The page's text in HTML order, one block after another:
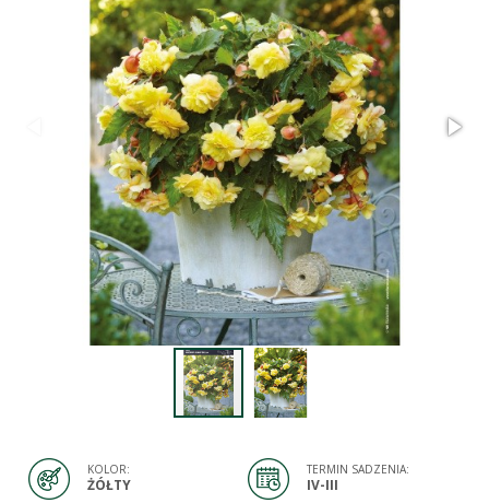
KOLOR:
ŻÓŁTY
TERMIN SADZENIA:
IV-III